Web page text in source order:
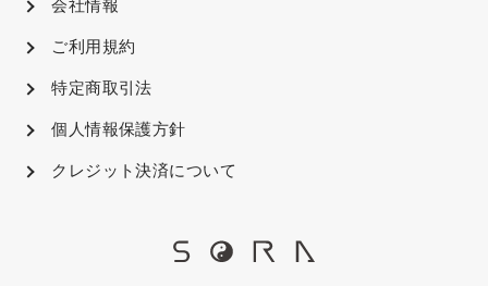
会社情報
ご利用規約
特定商取引法
個人情報保護方針
クレジット決済について